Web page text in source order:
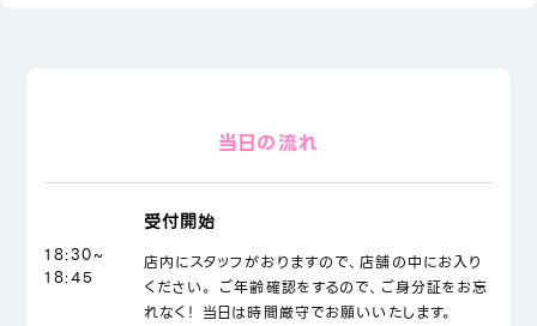
当日の流れ
18:30~
18:45
受付開始
店内にスタッフがおりますので、店舗の中にお入り
ください。 ご年齢確認をするので、ご身分証をお忘
れなく！ 当日は時間厳守でお願いいたします。